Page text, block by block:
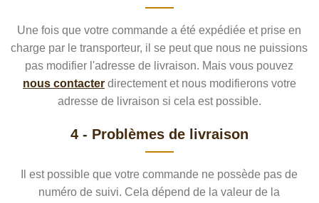
Une fois que votre commande a été expédiée et prise en
charge par le transporteur, il se peut que nous ne puissions
pas modifier l'adresse de livraison. Mais vous pouvez
nous contacterdirectement et nous modifierons votre
adresse de livraison si cela est possible.
4 - Problèmes de livraison
Il est possible que votre commande ne possède pas de
numéro de suivi. Cela dépend de la valeur de la